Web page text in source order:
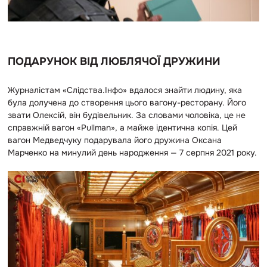
ПОДАРУНОК ВІД ЛЮБЛЯЧОЇ ДРУЖИНИ
Журналістам «Слідства.Інфо» вдалося знайти людину, яка
була долучена до створення цього вагону-ресторану. Його
звати Олексій, він будівельник. За словами чоловіка, це не
справжній вагон «Pullman», а майже ідентична копія. Цей
вагон Медведчуку подарувала його дружина Оксана
Марченко на минулий день народження — 7 серпня 2021 року.